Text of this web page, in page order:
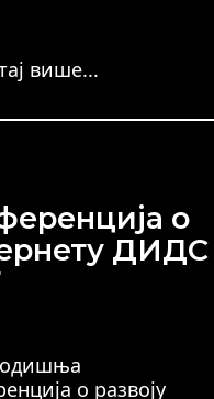
више...
о
ДИДС
о развоју